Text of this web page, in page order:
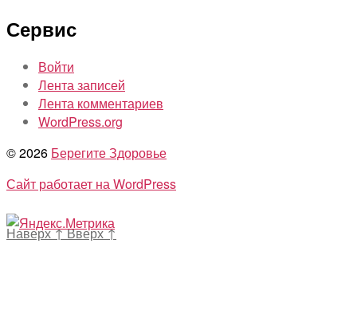
Сервис
Войти
Лента записей
Лента комментариев
WordPress.org
© 2026 Берегите Здоровье
Сайт работает на WordPress
Наверх↑Вверх↑